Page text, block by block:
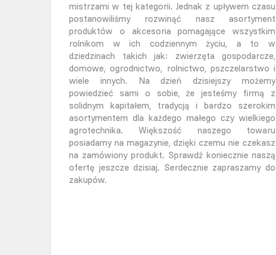
mistrzami w tej kategorii. Jednak z upływem czasu
postanowiliśmy rozwinąć nasz asortyment
produktów o akcesoria pomagające wszystkim
rolnikom w ich codziennym życiu, a to w
dziedzinach takich jak: zwierzęta gospodarcze,
domowe, ogrodnictwo, rolnictwo, pszczelarstwo i
wiele innych. Na dzień dzisiejszy możemy
powiedzieć sami o sobie, że jesteśmy firmą z
solidnym kapitałem, tradycją i bardzo szerokim
asortymentem dla każdego małego czy wielkiego
agrotechnika. Większość naszego towaru
posiadamy na magazynie, dzięki czemu nie czekasz
na zamówiony produkt. Sprawdź koniecznie naszą
ofertę jeszcze dzisiaj. Serdecznie zapraszamy do
zakupów.